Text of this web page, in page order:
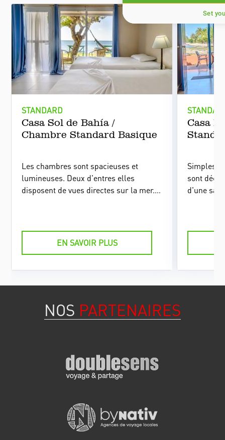
STANDARD
Casa Sol de Bahía /
Chambre Standard Basique
Les chambres sont spacieuses et
lumineuses. Deux d'entres elles
disposent de vues directes sur la mer.
EN SAVOIR PLUS
Casa
Simples
sont
d'une
NOS PARTENAIRES
Set